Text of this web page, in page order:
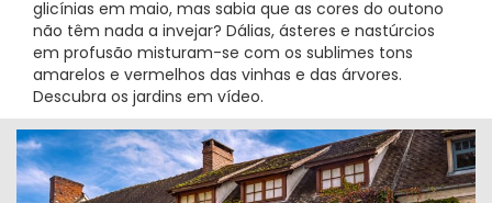
glicínias em maio, mas sabia que as cores do outono
não têm nada a invejar? Dálias, ásteres e nastúrcios
em profusão misturam-se com os sublimes tons
amarelos e vermelhos das vinhas e das árvores.
Descubra os jardins em vídeo.